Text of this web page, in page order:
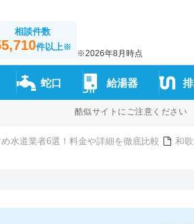
相談件数
件以上※
※2026年8月時点
蛇口 給湯器
酷似サイトにご注意ください
水道業者6選！料金や詳細を徹底比較 和